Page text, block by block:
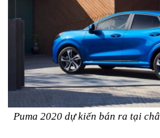
Puma 2020 dự kiến bán ra tại